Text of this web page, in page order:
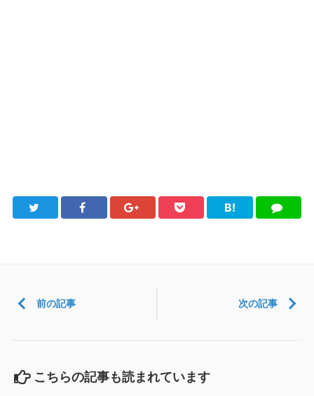
Twitter FacebookGoogle+Pocket
B!
は
LINE
前の記事 次の記事
こちらの記事も読まれています